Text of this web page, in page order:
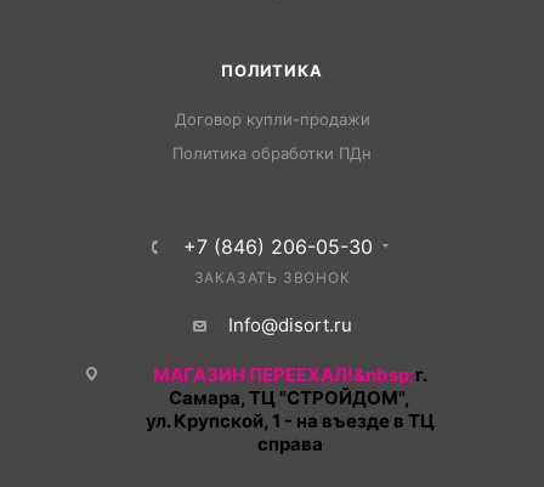
ПОЛИТИКА
Договор купли-продажи
Политика обработки ПДн
+7 (846) 206-05-30
ЗАКАЗАТЬ ЗВОНОК
Info@disort.ru
МАГАЗИН ПЕРЕЕХАЛ!&nbsp;г.
Самара, ТЦ "СТРОЙДОМ",
ул. Крупской, 1 - на въезде в ТЦ
справа